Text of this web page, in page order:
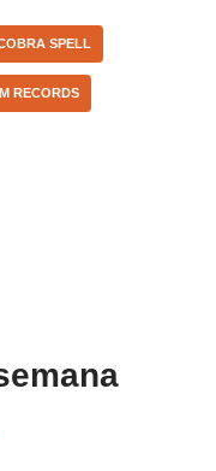
SPELL
RECORDS